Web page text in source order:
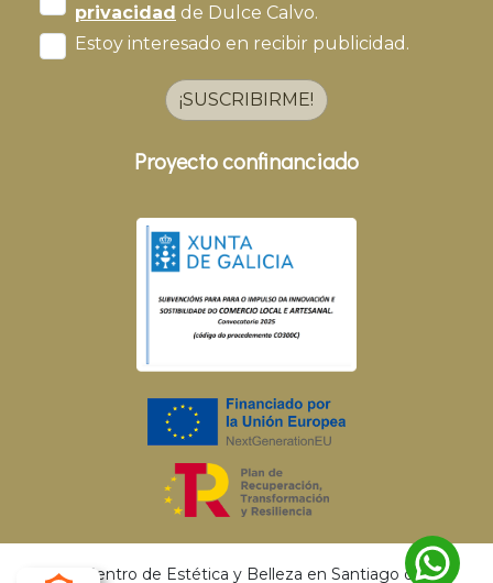
privacidad de Dulce Calvo.
Estoy interesado en recibir publicidad.
¡SUSCRIBIRME!
Proyecto confinanciado
© 2026 Centro de Estética y Belleza en Santiago de